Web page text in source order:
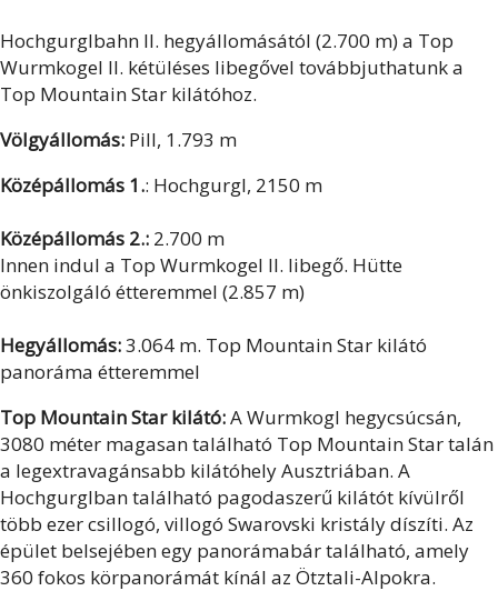
Hochgurglbahn II. hegyállomásától (2.700 m) a Top
Wurmkogel II. kétüléses libegővel továbbjuthatunk a
Top Mountain Star kilátóhoz.
Völgyállomás: Pill, 1.793 m
Középállomás 1.: Hochgurgl, 2150 m
Középállomás 2.: 2.700 m
Innen indul a Top Wurmkogel II. libegő. Hütte
önkiszolgáló étteremmel (2.857 m)
Hegyállomás:3.064 m. Top Mountain Star kilátó
panoráma étteremmel
Top Mountain Star kilátó:A Wurmkogl hegycsúcsán,
3080 méter magasan található Top Mountain Star talán
a legextravagánsabb kilátóhely Ausztriában. A
Hochgurglban található pagodaszerű kilátót kívülről
több ezer csillogó, villogó Swarovski kristály díszíti. Az
épület belsejében egy panorámabár található, amely
360 fokos körpanorámát kínál az Ötztali-Alpokra.